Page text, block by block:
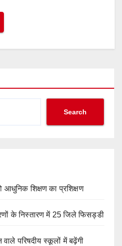
Search
शिक्षण का प्रशिक्षण
के निस्तारण में 25 जिले फिसड्डी
परिषदीय स्कूलों में बढ़ेंगी